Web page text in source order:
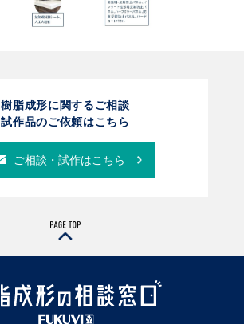
樹脂成形に関するご相談
試作品のご依頼はこちら
ご相談・試作はこちら